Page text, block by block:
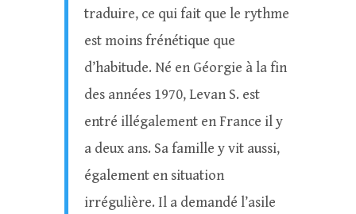
traduire, ce qui fait que le rythme
est moins frénétique que
d’habitude. Né en Géorgie à la fin
des années 1970, Levan S. est
entré illégalement en France il y
a deux ans. Sa famille y vit aussi,
également en situation
irrégulière. Il a demandé l’asile